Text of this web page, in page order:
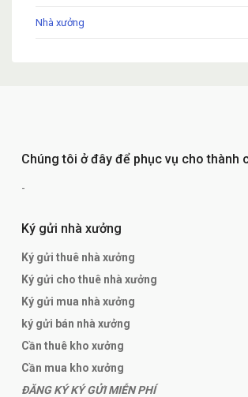
Nhà xưởng
Chúng tôi ở đây để phục vụ cho thành
-
Ký gửi nhà xưởng
Ký gửi thuê nhà xưởng
Ký gửi cho thuê nhà xưởng
Ký gửi mua nhà xưởng
ký gửi bán nhà xưởng
Cần thuê kho xưởng
Cần mua kho xưởng
ĐĂNG KÝ KÝ GỬI MIỄN PHÍ